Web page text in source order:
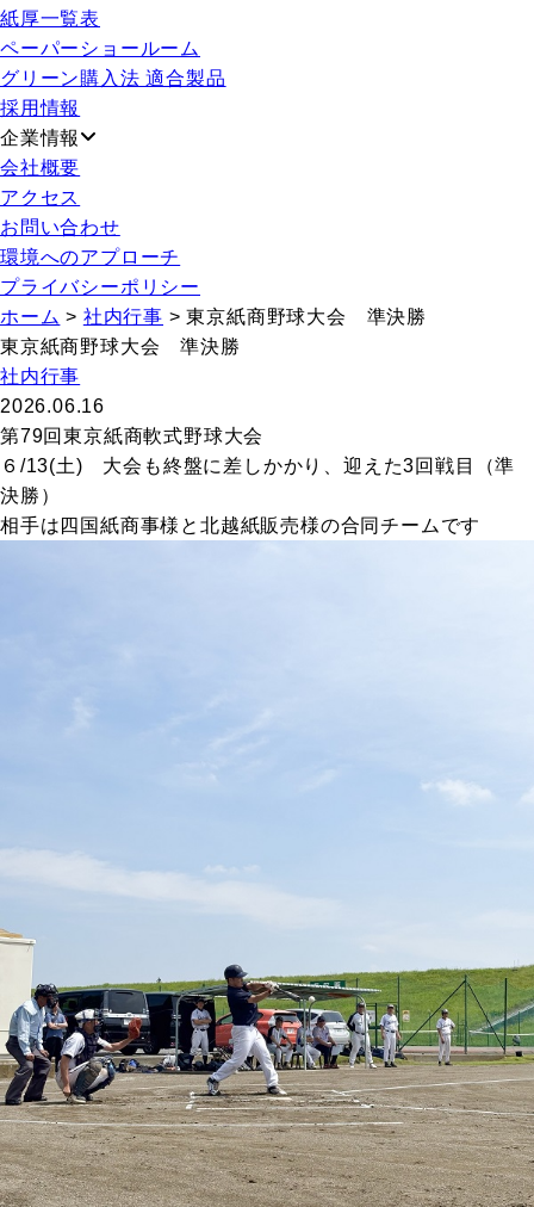
紙厚一覧表
ペーパーショールーム
グリーン購入法 適合製品
採用情報
企業情報
会社概要
アクセス
お問い合わせ
環境へのアプローチ
プライバシーポリシー
ホーム > 社内行事 >東京紙商野球大会 準決勝
東京紙商野球大会 準決勝
社内行事
2026.06.16
第79回東京紙商軟式野球大会
６/13(土) 大会も終盤に差しかかり、迎えた3回戦目（準
決勝）
相手は四国紙商事様と北越紙販売様の合同チームです